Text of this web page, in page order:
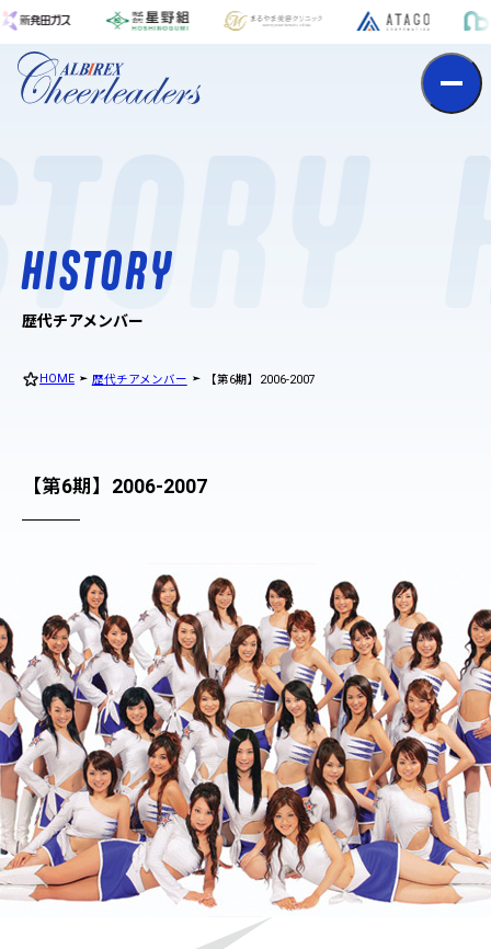
tory
HISTORY
歴代チアメンバー
HOME 歴代チアメンバー 【第6期】2006-2007
【第6期】2006-2007